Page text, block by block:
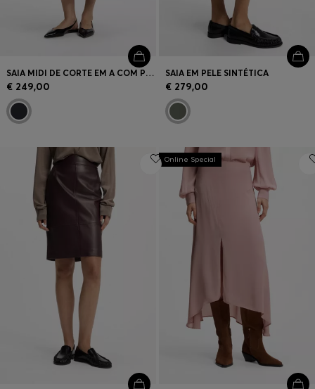
SAIA MIDI DE CORTE EM A COM PREGAS FRONTAIS
€ 249,00
SAIA EM PELE SINTÉTICA
€ 279,00
Online Special